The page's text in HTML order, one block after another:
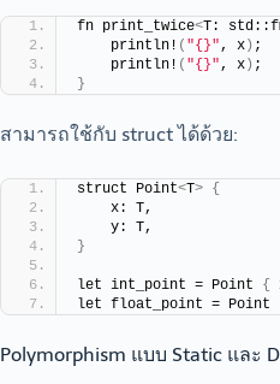
fn print_twice<T:
    println!
( "{}" , x) ;
    println!
( "{}" , x) ;
}
สามารถใช้กับ struct ได้ด้วย:
struct Point<T> {
    x: T,
    y: T,
}
let int_point = Point {
let float_point = Point
Polymorphism แบบ Static และ